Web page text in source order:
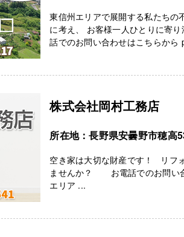
東信州エリアで展開する私たちの
に考え、 お客様一人ひとりに寄
話でのお問い合わせはこちらか
株式会社岡村工務店
所在地：長野県安曇野市穂高
空き家は大切な財産です！ リフ
ませんか？ お電話でのお問い
エリア ...